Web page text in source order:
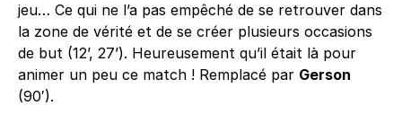
jeu… Ce qui ne l’a pas empêché de se retrouver dans
la zone de vérité et de se créer plusieurs occasions
de but (12’, 27’). Heureusement qu’il était là pour
animer un peu ce match ! Remplacé par Gerson
(90′).